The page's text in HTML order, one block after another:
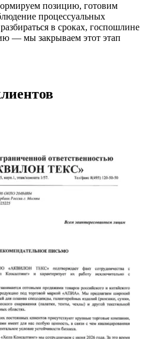
позицию, готовим
процессуальных
в сроках, госпошлине
— мы закрываем этот этап